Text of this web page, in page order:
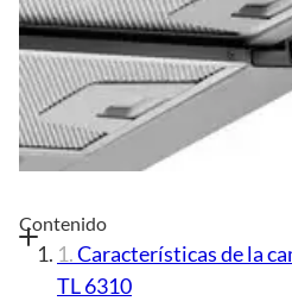
Contenido
Características de la
TL 6310